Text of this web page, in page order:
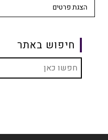
הצגת פרטים
חיפוש באתר